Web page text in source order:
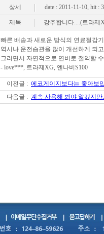
상세 date : 2011-11-10, hit :
제목 강추합니다....(트라제
빠른 배송과 새로운 방식의 연료절감
역시나 운전습관을 많이 개선하게 되
그러면서 자연적으로 연비로 절약할
- love***, 트라제XG, 엔나비S100
이전글 : 에코게이지보다는 좋아보
다음글 : 계속 사용해 봐야 알겠지